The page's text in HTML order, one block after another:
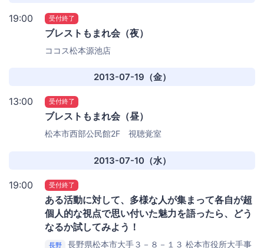
19:00 受付終了
ブレストもまれ会（夜）
ココス松本源池店
2013-07-19（金）
13:00 受付終了
ブレストもまれ会（昼）
松本市西部公民館2F 視聴覚室
2013-07-10（水）
19:00 受付終了
ある活動に対して、多様な人が集まって各自が超
個人的な視点で思い付いた魅力を語ったら、どう
なるか試してみよう！
長野
長野県松本市大手３－８－１３ 松本市役所大手事